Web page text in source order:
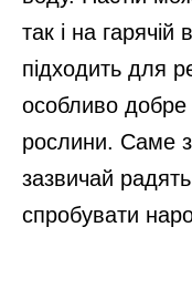
так і на гарячій
підходить для
особливо добре
рослини. Саме
зазвичай
спробувати